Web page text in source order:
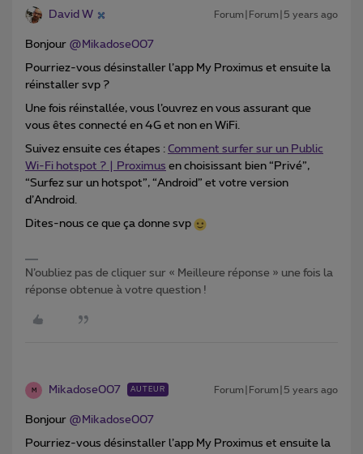
David W Forum|Forum|5 years ago
Bonjour @Mikadose007
Pourriez-vous désinstaller l’app My Proximus et ensuite la
réinstaller svp ?
Une fois réinstallée, vous l’ouvrez en vous assurant que
vous êtes connecté en 4G et non en WiFi.
Suivez ensuite ces étapes : Comment surfer sur un Public
Wi-Fi hotspot ? | Proximus en choisissant bien “Privé”,
“Surfez sur un hotspot”, “Android” et votre version
d’Android.
Dites-nous ce que ça donne svp
N’oubliez pas de cliquer sur « Meilleure réponse » une fois la
réponse obtenue à votre question !
M Mikadose007 AUTEUR Forum|Forum|5 years ago
Bonjour @Mikadose007
Pourriez-vous désinstaller l’app My Proximus et ensuite la